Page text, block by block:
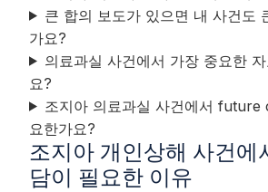
큰 합의 보도가 있으면 내 사건도
가요?
의료과실 사건에서 가장 중요한
요?
조지아 의료과실 사건에서 future
요한가요?
조지아 개인상해 사건에
담이 필요한 이유